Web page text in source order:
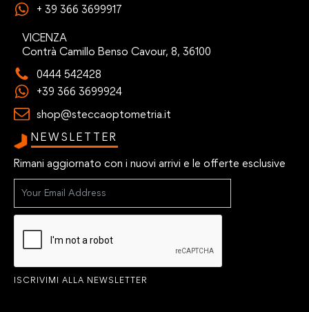
+ 39 366 3699917
VICENZA
Contrà Camillo Benso Cavour, 8, 36100
0444 542428
+39 366 3699924
shop@steccaoptometria.it
NEWSLETTER
Rimani aggiornato con i nuovi arrivi e le offerte esclusive
ISCRIVIMI ALLA NEWSLETTER